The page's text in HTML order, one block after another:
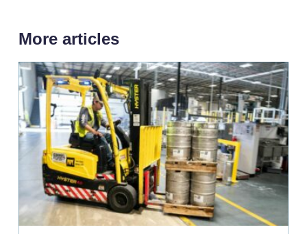
More articles